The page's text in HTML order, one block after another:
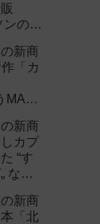
ンの激
新商
「カ
MAX„
新商
カプ
“す
など
新商
「北